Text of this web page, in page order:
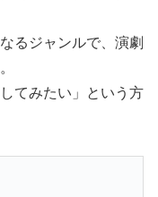
るジャンルで、演劇
てみたい」という方